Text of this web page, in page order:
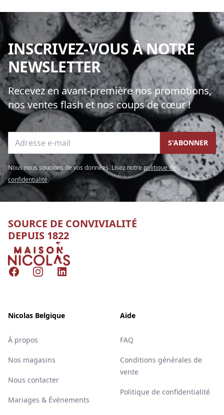
INSCRIVEZ-VOUS À NOTRE
NEWSLETTER
Recevez en avant-première nos promotions,
nos ventes flash et nos coups de cœur !
Adresse e-mail S'ABONNER
Nous nous soucions de vos données. Lisez notre politique de
confidentialité.
SOURCE DE CONVIVIALITÉ
DEPUIS 1822
Nicolas
FacebookInstagramLinkedIn
Nicolas Belgique
À propos
Nos magasins
Nous contacter
Mariages & Événements
Aide
FAQ
Conditions générales de
vente
Politique de confidentialité